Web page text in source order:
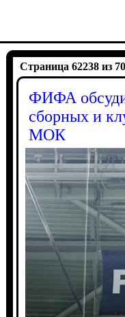
Страница 62238 из
ФИФА
сборных и
МОК